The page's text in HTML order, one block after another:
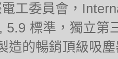
工委員會，
5.9 標準，獨立第
造的暢銷頂級吸